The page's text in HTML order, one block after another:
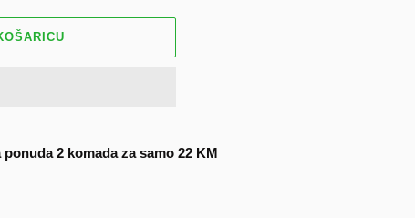
2 komada za samo 22 KM